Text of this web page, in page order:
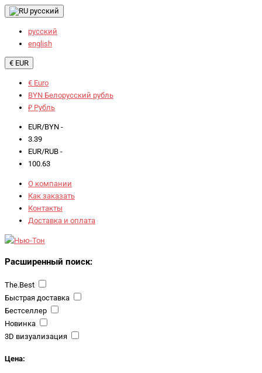
русский
русский
english
€ EUR
€ Euro
BYN Белорусский рубль
₽ Рубль
EUR/BYN -
3.39
EUR/RUB -
100.63
О компании
Как заказать
Контакты
Доставка и оплата
Расширенный поиск:
The.Best
Быстрая доставка
Бестселлер
Новинка
3D визуализация
Цена: